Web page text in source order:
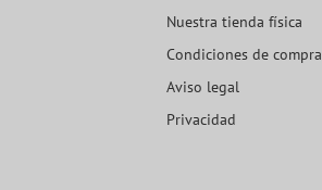
Nuestra tienda física
Condiciones de compra
Aviso legal
Privacidad